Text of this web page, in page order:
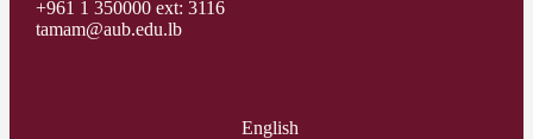
+961 1 350000 ext: 3116
tamam@aub.edu.lb
English